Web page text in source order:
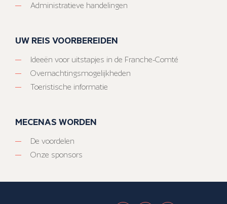
Administratieve handelingen
UW REIS VOORBEREIDEN
Ideeën voor uitstapjes in de Franche-Comté
Overnachtingsmogelijkheden
Toeristische informatie
MECENAS WORDEN
De voordelen
Onze sponsors